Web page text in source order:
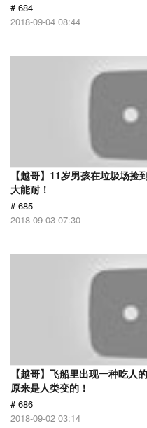
# 684
2018-09-04 08:44
【越哥】11岁男孩在垃圾场
大能耐！
# 685
2018-09-03 07:30
【越哥】飞船里出现一种吃人
原来是人类变的！
# 686
2018-09-02 03:14